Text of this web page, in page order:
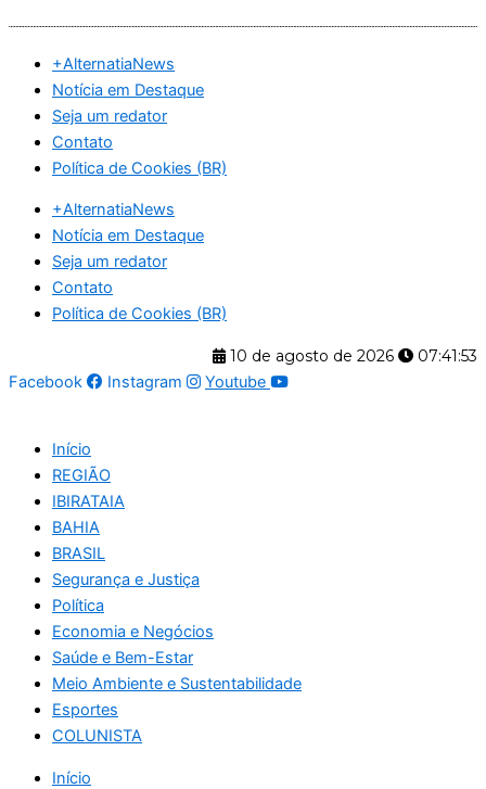
conteúdo
+AlternatiaNews
Notícia em Destaque
Seja um redator
Contato
Política de Cookies (BR)
+AlternatiaNews
Notícia em Destaque
Seja um redator
Contato
Política de Cookies (BR)
10 de agosto de 2026
07:41:54
Facebook
Instagram Youtube
Início
REGIÃO
IBIRATAIA
BAHIA
BRASIL
Segurança e Justiça
Política
Economia e Negócios
Saúde e Bem-Estar
Meio Ambiente e Sustentabilidade
Esportes
COLUNISTA
Início